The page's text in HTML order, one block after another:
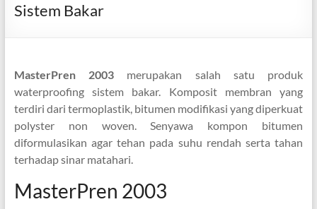
Sistem Bakar
MasterPren 2003 merupakan salah satu produk
waterproofing sistem bakar. Komposit membran yang
terdiri dari termoplastik, bitumen modifikasi yang diperkuat
polyster non woven. Senyawa kompon bitumen
diformulasikan agar tehan pada suhu rendah serta tahan
terhadap sinar matahari.
MasterPren 2003